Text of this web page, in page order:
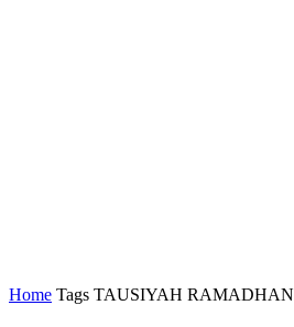
Home Tags TAUSIYAH RAMADHAN